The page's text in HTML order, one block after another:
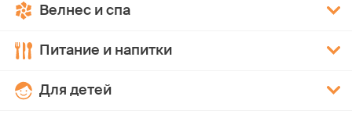
Велнес и спа
Питание и напитки
Для детей